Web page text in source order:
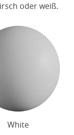
oder weiß.
White